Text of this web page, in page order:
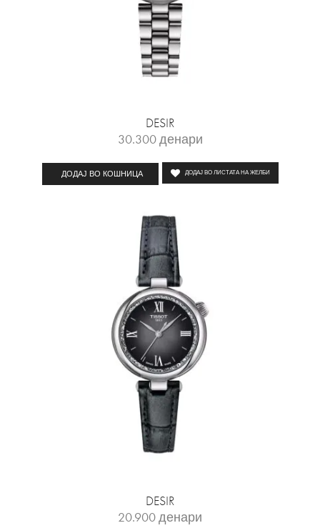
DESIR
30.300денари
ДОДАЈ ВО КОШНИЦА ДОДАЈ ВО ЛИСТАТА НА ЖЕЛБИ
DESIR
20.900денари